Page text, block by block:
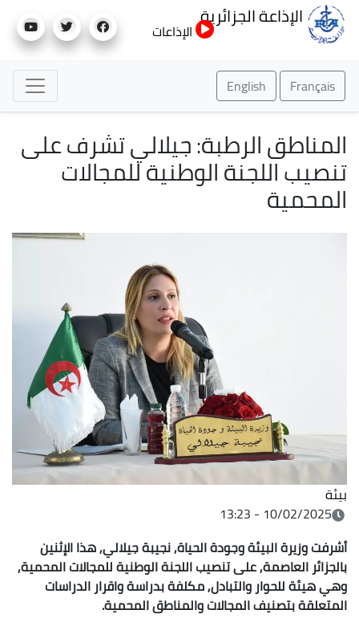
إلى
الإذاعة الجزائرية
الإذاعات
Français
English
المناطق الرطبة: جيلالي تشرف على
تنصيب اللجنة الوطنية للمجالات
المحمية
بيئة
10/02/2025 - 13:23
أشرفت وزيرة البيئة وجودة الحياة, نجيبة جيلالي, هذا الإثنين
بالجزائر العاصمة, على تنصيب اللجنة الوطنية للمجالات المحمية,
وهي هيئة للحوار والتبادل, مكلفة بدراسة واقرار الدراسات
المتعلقة بتصنيف المجالات والمناطق المحمية.